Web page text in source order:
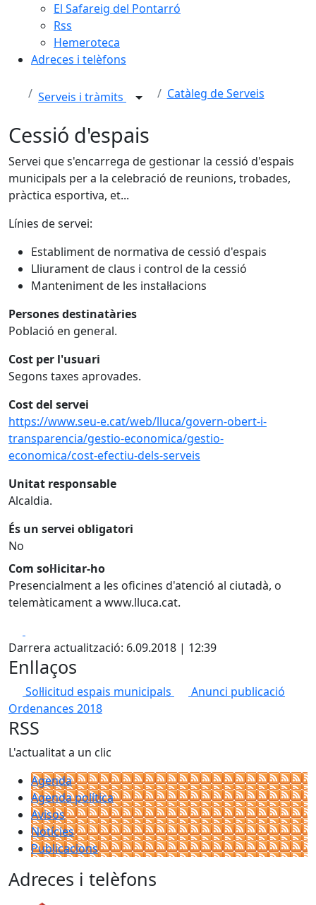
El Safareig del Pontarró
Rss
Hemeroteca
Adreces i telèfons
Serveis i tràmits Catàleg de Serveis
Cessió d'espais
Servei que s'encarrega de gestionar la cessió d'espais
municipals per a la celebració de reunions, trobades,
pràctica esportiva, et...
Línies de servei:
Establiment de normativa de cessió d'espais
Lliurament de claus i control de la cessió
Manteniment de les instal·lacions
Persones destinatàries
Població en general.
Cost per l'usuari
Segons taxes aprovades.
Cost del servei
https://www.seu-e.cat/web/lluca/govern-obert-i-
transparencia/gestio-economica/gestio-
economica/cost-efectiu-dels-serveis
Unitat responsable
Alcaldia.
És un servei obligatori
No
Com sol·licitar-ho
Presencialment a les oficines d'atenció al ciutadà, o
telemàticament a www.lluca.cat.
Darrera actualització: 6.09.2018 | 12:39
Enllaços
Sol·licitud espais municipals
Anunci publicació
Ordenances 2018
RSS
L'actualitat a un clic
Agenda
Agenda política
Avisos
Notícies
Publicacions
Adreces i telèfons